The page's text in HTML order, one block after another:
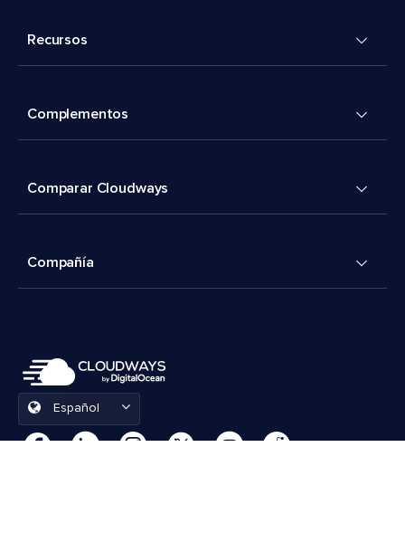
Recursos
Complementos
Comparar Cloudways
Compañía
Español